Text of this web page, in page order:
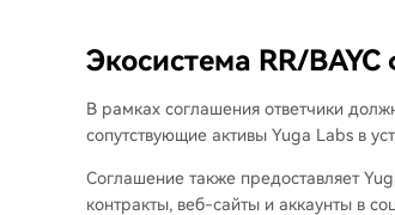
Экосистема RR/
В рамках соглашения ответчики
сопутствующие активы Yuga Labs в
Соглашение также предоставляет
контракты, веб-сайты и аккаунты в